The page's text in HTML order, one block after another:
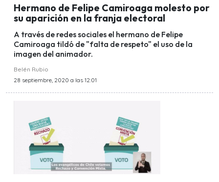
Hermano de Felipe Camiroaga molesto por
su aparición en la franja electoral
A través de redes sociales el hermano de Felipe
Camiroaga tildó de "falta de respeto" el uso de la
imagen del animador.
Belén Rubio
28 septiembre, 2020 a las 12:01